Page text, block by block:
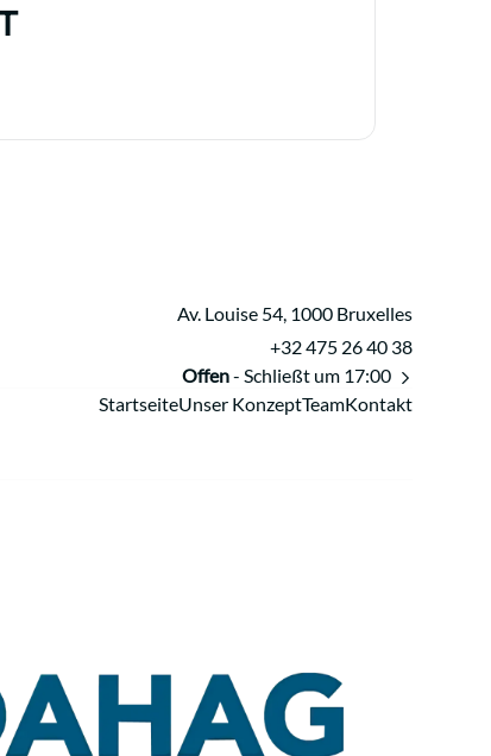
Av. Louise 54, 1000 Bruxelles
+32 475 26 40 38
Offen- Schließt um 17:00
StartseiteUnser KonzeptTeamKontakt